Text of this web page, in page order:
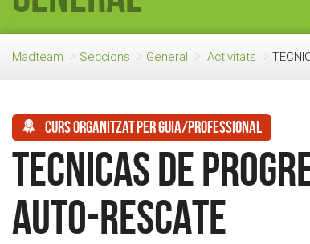
Madteam Seccions General Activitats
Curs organitzat per guia/professional
TECNICAS DE
AUTO-RESCATE